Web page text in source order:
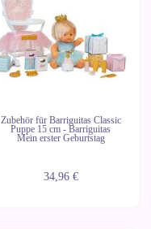
Zubehör für Barriguitas Classic
Puppe 15 cm - Barriguitas
Mein erster Geburtstag
34,96 €